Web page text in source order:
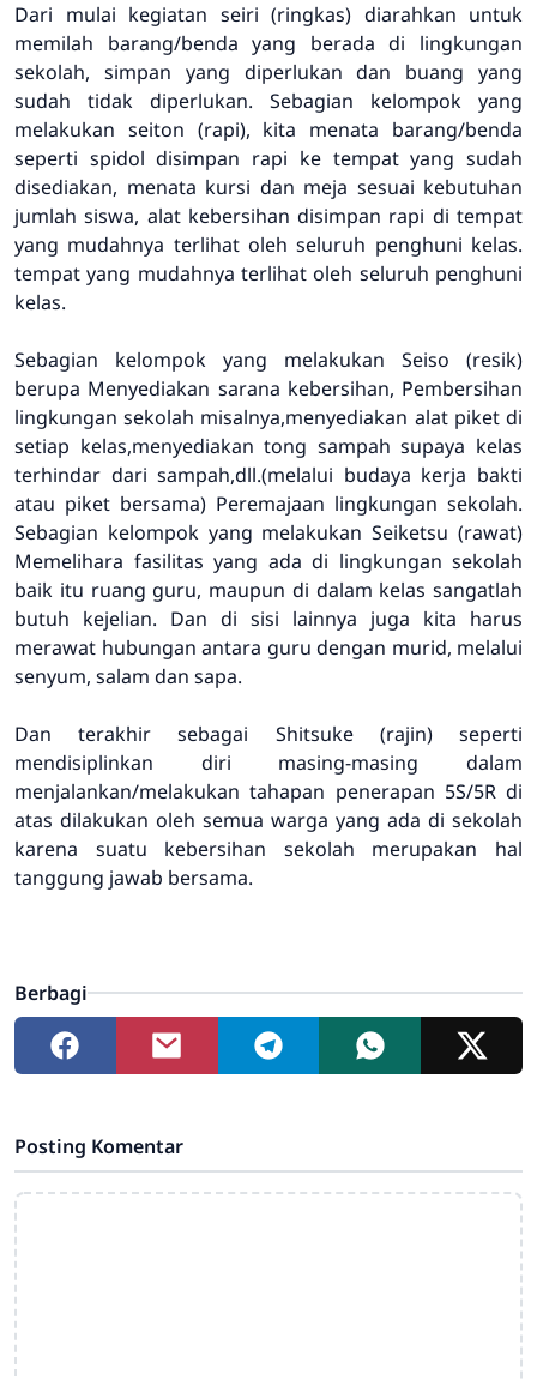
Dari mulai kegiatan seiri (ringkas) diarahkan untuk
memilah barang/benda yang berada di lingkungan
sekolah, simpan yang diperlukan dan buang yang
sudah tidak diperlukan. Sebagian kelompok yang
melakukan seiton (rapi), kita menata barang/benda
seperti spidol disimpan rapi ke tempat yang sudah
disediakan, menata kursi dan meja sesuai kebutuhan
jumlah siswa, alat kebersihan disimpan rapi di tempat
yang mudahnya terlihat oleh seluruh penghuni kelas.
tempat yang mudahnya terlihat oleh seluruh penghuni
kelas.
Sebagian kelompok yang melakukan Seiso (resik)
berupa Menyediakan sarana kebersihan, Pembersihan
lingkungan sekolah misalnya,menyediakan alat piket di
setiap kelas,menyediakan tong sampah supaya kelas
terhindar dari sampah,dll.(melalui budaya kerja bakti
atau piket bersama) Peremajaan lingkungan sekolah.
Sebagian kelompok yang melakukan Seiketsu (rawat)
Memelihara fasilitas yang ada di lingkungan sekolah
baik itu ruang guru, maupun di dalam kelas sangatlah
butuh kejelian. Dan di sisi lainnya juga kita harus
merawat hubungan antara guru dengan murid, melalui
senyum, salam dan sapa.
Dan terakhir sebagai Shitsuke (rajin) seperti
mendisiplinkan diri masing-masing dalam
menjalankan/melakukan tahapan penerapan 5S/5R di
atas dilakukan oleh semua warga yang ada di sekolah
karena suatu kebersihan sekolah merupakan hal
tanggung jawab bersama.
Berbagi
Posting Komentar